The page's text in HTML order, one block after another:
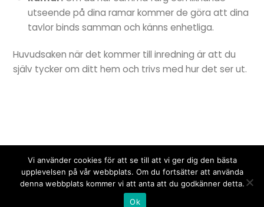
utseende på dina ramar kommer de göra att dina
tavlor binds samman och känns enhetliga.
Huvudsaken när det kommer till inredning är att du
själv tycker om ditt hem och trivs med hur det ser ut.
UPBRAND
Kontakt: info@upbrand.se
Vi använder cookies för att se till att vi ger dig den bästa
upplevelsen på vår webbplats. Om du fortsätter att använda
denna webbplats kommer vi att anta att du godkänner detta.
Ok